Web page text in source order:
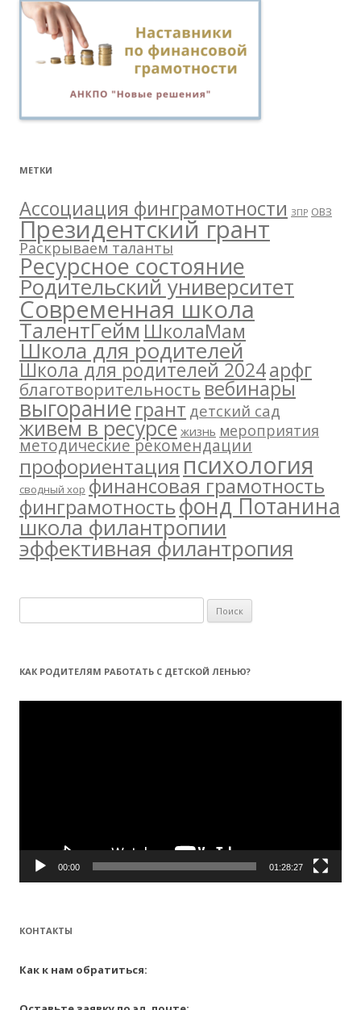
МЕТКИ
Ассоциация финграмотности ЗПР ОВЗ
Президентский грант
Раскрываем таланты
Ресурсное состояние
Родительский университет
Современная школа
ТалентГеймШколаМам
Школа для родителей
Школа для родителей 2024арфг
благотворительностьвебинары
выгораниегрант детский сад
живем в ресурсе жизнь мероприятия
методические рекомендации
профориентация психология
сводный хор финансовая грамотность
финграмотностьфонд Потанина
школа филантропии
эффективная филантропия
а
т
:
КАК РОДИТЕЛЯМ РАБОТАТЬ С ДЕТСКОЙ ЛЕНЬЮ?
Видеоплеер
00:00 01:28:27
КОНТАКТЫ
Как к нам обратиться: